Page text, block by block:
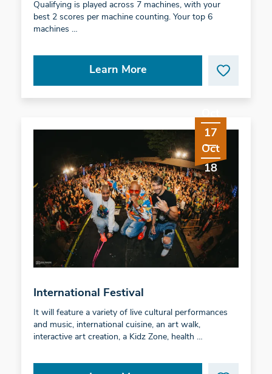
Qualifying is played across 7 machines, with your
best 2 scores per machine counting. Your top 6
machines …
Learn More
17
Oct
18
International Festival
It will feature a variety of live cultural performances
and music, international cuisine, an art walk,
interactive art creation, a Kidz Zone, health …